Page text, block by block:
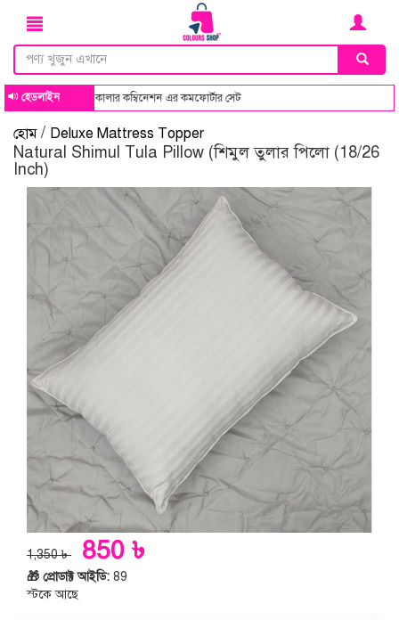
হেডলাইন
ডিজাইন ও কালার কম্বিনেশন এর কমফোর্টার সেট
হোম / Deluxe Mattress Topper
Natural Shimul Tula Pillow (শিমুল তুলার পিলো (18/26
Inch)
1,350 ৳ 850 ৳
🎁 প্রোডাক্ট আইডি: 89
স্টকে আছে